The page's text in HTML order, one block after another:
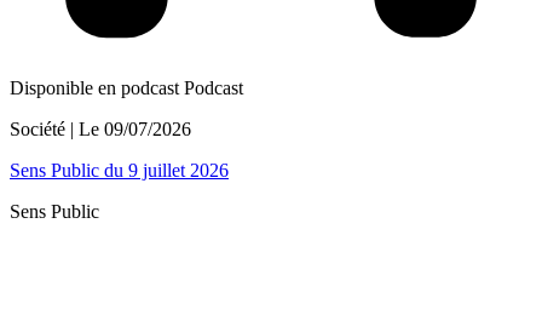
Disponible en podcast Podcast
Société | Le 09/07/2026
Sens Public du 9 juillet 2026
Sens Public